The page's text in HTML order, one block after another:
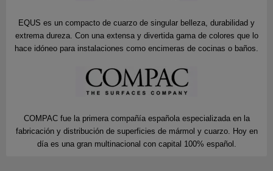
EQUS es un compacto de cuarzo de singular belleza, durabilidad y
extrema dureza. Con una extensa y divertida gama de colores que lo
hace idóneo para instalaciones como encimeras de cocinas o baños.
COMPAC fue la primera compañía española especializada en la
fabricación y distribución de superficies de mármol y cuarzo. Hoy en
día es una gran multinacional con capital 100% español.